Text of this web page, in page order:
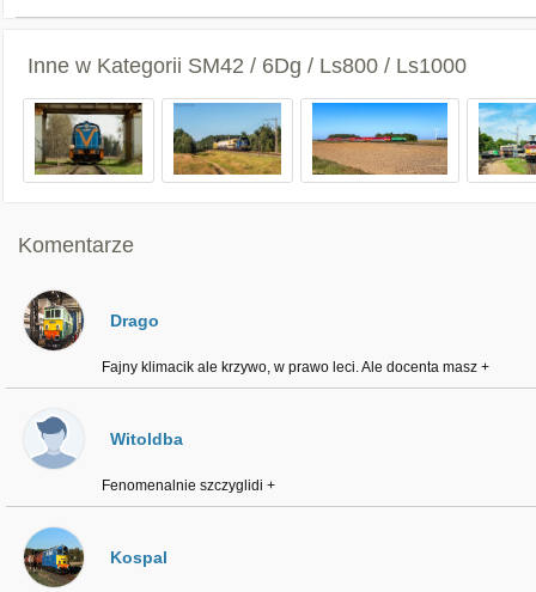
Inne w Kategorii SM42 / 6Dg / Ls800 / Ls1000
Komentarze
Drago
Fajny klimacik ale krzywo, w prawo leci. Ale docenta masz +
Witoldba
Fenomenalnie szczyglidi +
Kospal